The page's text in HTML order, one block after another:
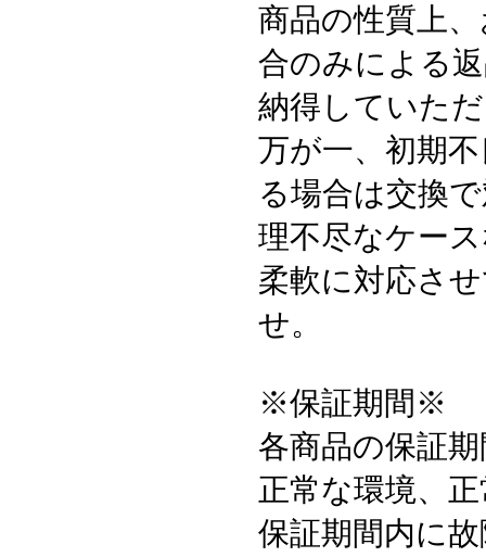
商品の性質上
合のみによる
納得していた
万が一、初期
る場合は交換
理不尽なケー
柔軟に対応さ
せ。
※保証期間※
各商品の保証
正常な環境、
保証期間内に